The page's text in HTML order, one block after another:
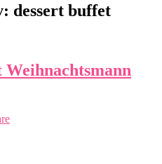
dessert buffet
Weihnachtsmann